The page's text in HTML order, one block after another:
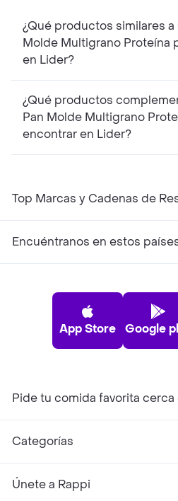
¿Qué productos similares a
Molde Multigrano Proteína
en Lider?
¿Qué productos
Pan Molde Multigrano
encontrar en Lider?
Top Marcas y Cadenas de
Encuéntranos en estos
App Store Google
Pide tu comida favorita cerca
Categorías
Únete a Rappi